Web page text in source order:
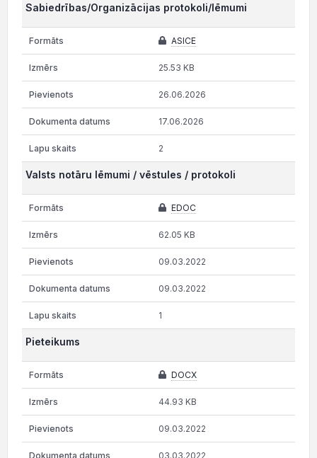
Sabiedrības/Organizācijas protokoli/lēmumi
ASICE
25.53 KB
26.06.2026
17.06.2026
2
Valsts notāru lēmumi / vēstules / protokoli
EDOC
62.05 KB
09.03.2022
09.03.2022
1
Pieteikums
DOCX
44.93 KB
09.03.2022
03.03.2022